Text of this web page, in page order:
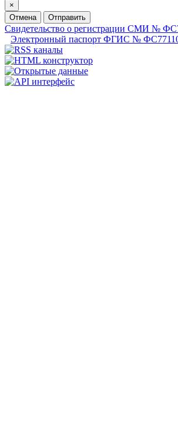
×
Отмена
Отправить
Свидетельство о регистрации СМИ №
Электронный паспорт ФГИС №